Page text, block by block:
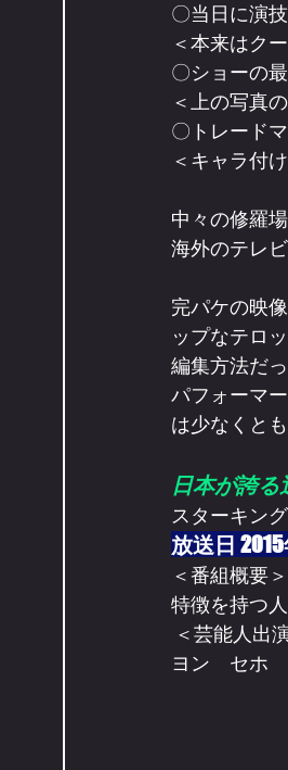
〇当日に演
＜本来はク
〇ショーの
＜上の写真
〇トレード
＜キャラ付
中々の修羅
海外のテレ
完パケの映
ップなテロ
編集方法だ
パフォーマ
は少なくと
日本が誇る
スターキング
放送日
＜番組概要
特徴を持つ
ヨン　セホ